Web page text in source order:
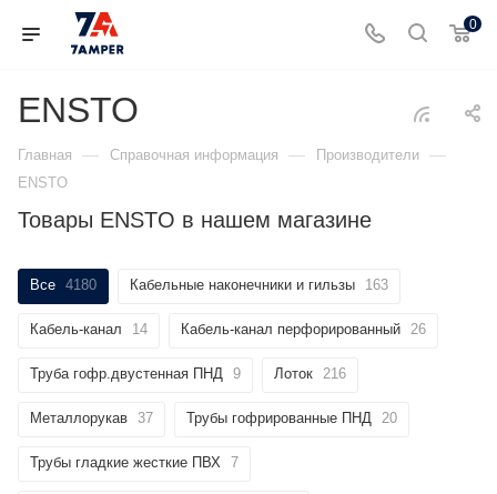
0
ENSTO
Главная — Справочная информация — Производители —
ENSTO
Товары ENSTO в нашем магазине
Все 4180 Кабельные наконечники и гильзы 163
Кабель-канал 14 Кабель-канал перфорированный 26
Труба гофр.двустенная ПНД 9 Лоток 216
Металлорукав 37 Трубы гофрированные ПНД 20
Трубы гладкие жесткие ПВХ 7